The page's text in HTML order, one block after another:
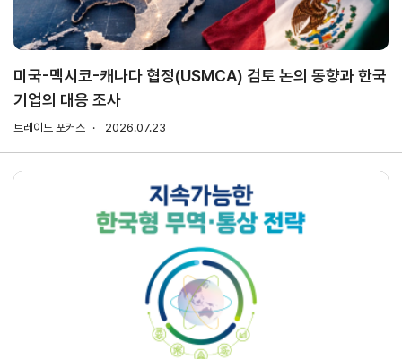
지원·사업
KITA
발급
수출역
AI
빅데이
터
맞춤분
석
trade
입점
미국-멕시코-캐나다 협정(USMCA) 검토 논의 동향과 한국
기업의 대응 조사
트레이드 포커스 2026.07.23